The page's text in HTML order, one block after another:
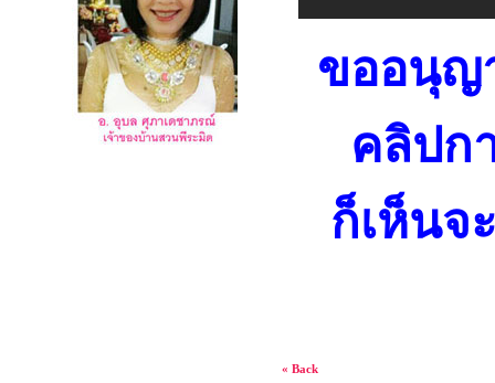
ขออนุญ
คลิปก
ก็เห็นจ
« Back